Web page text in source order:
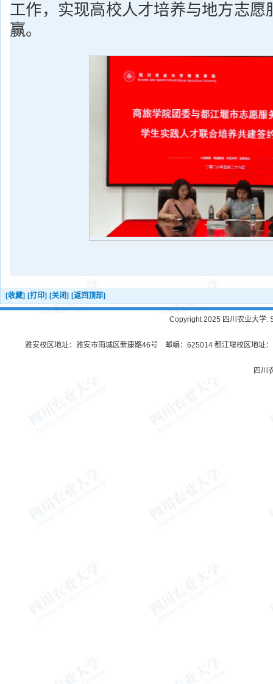
工作，实现高校人才培养与地方志愿
赢。
[收藏] [打印] [关闭] [返回顶部]
Copyright 2025 四川农业大学.
雅安校区地址：雅安市雨城区新康路46号 邮编：625014 都江堰校区地址
四川